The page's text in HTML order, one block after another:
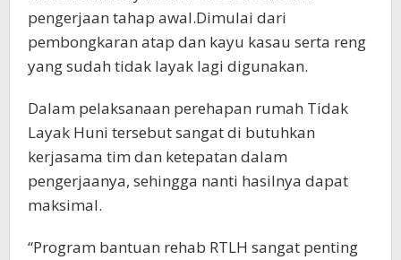
pengerjaan tahap awal.Dimulai dari
pembongkaran atap dan kayu kasau serta reng
yang sudah tidak layak lagi digunakan.
Dalam pelaksanaan perehapan rumah Tidak
Layak Huni tersebut sangat di butuhkan
kerjasama tim dan ketepatan dalam
pengerjaanya, sehingga nanti hasilnya dapat
maksimal.
“Program bantuan rehab RTLH sangat penting